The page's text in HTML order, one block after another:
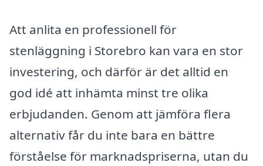
Att anlita en professionell för
stenläggning i Storebro kan vara en stor
investering, och därför är det alltid en
god idé att inhämta minst tre olika
erbjudanden. Genom att jämföra flera
alternativ får du inte bara en bättre
förståelse för marknadspriserna, utan du